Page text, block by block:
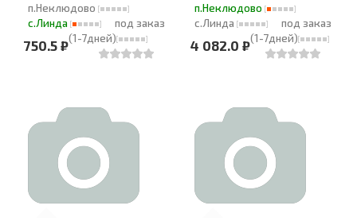
п.Неклюдово
с.Линда
под заказ
(1-7дней)
750.5 ₽
п.Неклюдово
с.Линда
под заказ
(1-7дней)
4 082.0 ₽